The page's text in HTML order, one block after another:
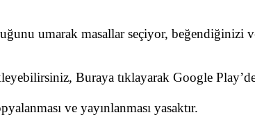
umarak masallar seçiyor, beğendiğinizi
Buraya tıklayarak Google
ve yayınlanması yasaktır.